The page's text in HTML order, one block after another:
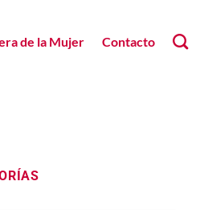
de la Mujer Contacto